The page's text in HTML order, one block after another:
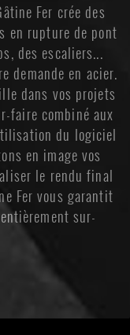
Fer crée des
en rupture de pont
des escaliers...
demande en acier.
dans vos projets
faire combiné aux
du logiciel
en image vos
le rendu final
Fer vous garantit
sur-